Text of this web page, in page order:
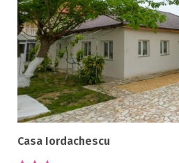
Casa Iordachescu